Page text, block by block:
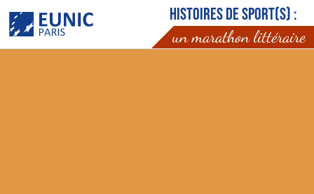
Histoires de sport(s) :
un marathon littéraire